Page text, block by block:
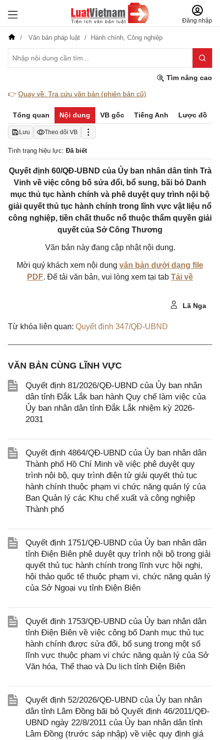
Đăng nhập
Văn bản pháp luật Hành chính, Công nghiệp
Tìm nâng cao
👉 Quay về: Tra cứu văn bản (phiên bản cũ)
Tổng quan Nội dung VB gốc Tiếng Anh Lược đồ
Lưu Theo dõi VB
Tình trạng hiệu lực: Đã biết
Quyết định 60/QĐ-UBND của Ủy ban nhân dân tỉnh Trà
Vinh về việc công bố sửa đổi, bổ sung, bãi bỏ Danh
mục thủ tục hành chính và phê duyệt quy trình nội bộ
giải quyết thủ tục hành chính trong lĩnh vực vật liệu nổ
công nghiệp, tiền chất thuốc nổ thuộc thẩm quyền giải
quyết của Sở Công Thương
Văn bản này đang cập nhật nội dung.
Mời quý khách xem nội dung văn bản dưới dạng file
PDF. Để tải văn bản, vui lòng xem tại tab Tải về
Lã Nga
Từ khóa liên quan: Quyết định 347/QĐ-UBND
VĂN BẢN CÙNG LĨNH VỰC
Quyết định 81/2026/QĐ-UBND của Ủy ban nhân
dân tỉnh Đắk Lắk ban hành Quy chế làm việc của
Ủy ban nhân dân tỉnh Đắk Lắk nhiệm kỳ 2026-
2031
Quyết định 4864/QĐ-UBND của Ủy ban nhân dân
Thành phố Hồ Chí Minh về việc phê duyệt quy
trình nội bộ, quy trình điện tử giải quyết thủ tục
hành chính thuộc phạm vi chức năng quản lý của
Ban Quản lý các Khu chế xuất và công nghiệp
Thành phố
Quyết định 1751/QĐ-UBND của Ủy ban nhân dân
tỉnh Điện Biên phê duyệt quy trình nội bộ trong giải
quyết thủ tục hành chính trong lĩnh vực hội nghị,
hội thảo quốc tế thuộc phạm vi, chức năng quản lý
của Sở Ngoại vụ tỉnh Điện Biên
Quyết định 1753/QĐ-UBND của Ủy ban nhân dân
tỉnh Điện Biên về việc công bố Danh mục thủ tục
hành chính được sửa đổi, bổ sung trong một số
lĩnh vực thuộc phạm vi chức năng quản lý của Sở
Văn hóa, Thể thao và Du lịch tỉnh Điện Biên
Quyết định 52/2026/QĐ-UBND của Ủy ban nhân
dân tỉnh Lâm Đồng bãi bỏ Quyết định 46/2011/QĐ-
UBND ngày 22/8/2011 của Ủy ban nhân dân tỉnh
Lâm Đồng (trước sáp nhập) về việc quy định giá